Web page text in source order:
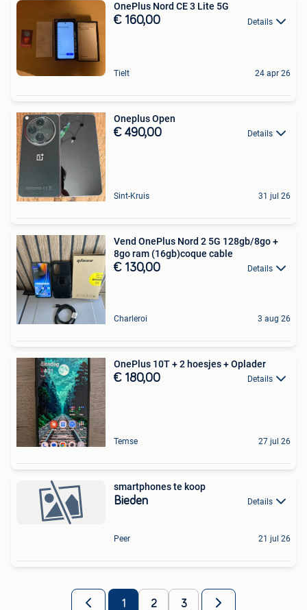
OnePlus Nord CE 3 Lite 5G
€ 160,00 Details
Tielt 24 apr 26
Oneplus Open
€ 490,00 Details
Sint-Kruis 31 jul 26
Vend OnePlus Nord 2 5G 128gb/8go +
8go ram (16gb)coque cable
€ 130,00 Details
Charleroi 3 aug 26
OnePlus 10T + 2 hoesjes + Oplader
€ 180,00 Details
Temse 27 jul 26
smartphones te koop
Bieden Details
Peer 21 jul 26
1 2 3